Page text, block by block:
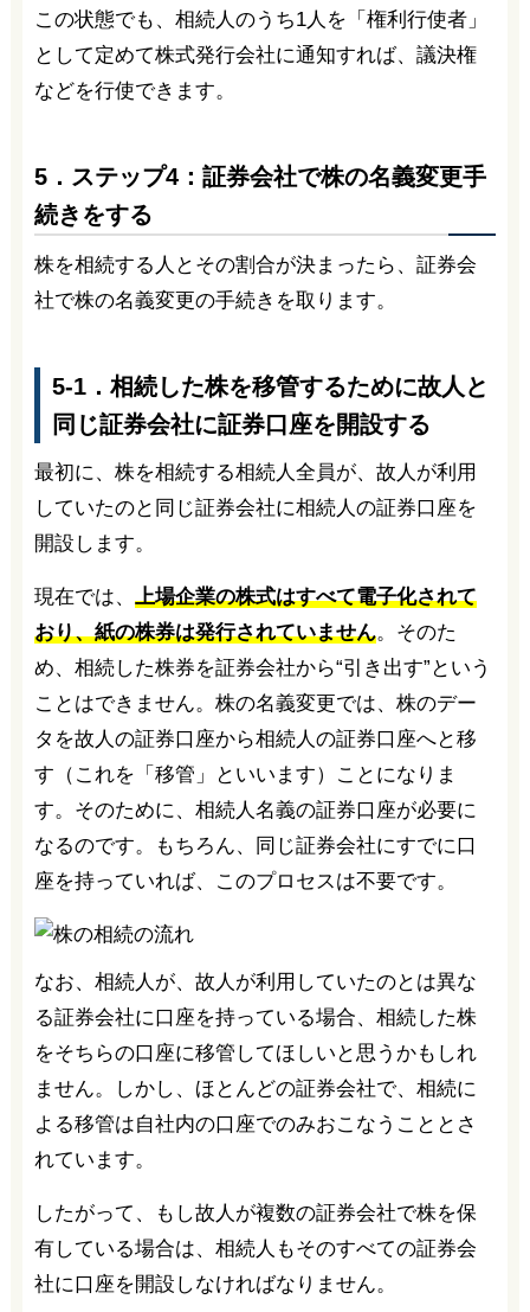
この状態でも、相続人のうち1人を「権利行使者」
として定めて株式発行会社に通知すれば、議決権
などを行使できます。
5．ステップ4：証券会社で株の名義変更手
続きをする
株を相続する人とその割合が決まったら、証券会
社で株の名義変更の手続きを取ります。
5-1．相続した株を移管するために故人と
同じ証券会社に証券口座を開設する
最初に、株を相続する相続人全員が、故人が利用
していたのと同じ証券会社に相続人の証券口座を
開設します。
現在では、 上場企業の株式はすべて電子化されて
おり、紙の株券は発行されていません。そのた
め、相続した株券を証券会社から“引き出す”という
ことはできません。株の名義変更では、株のデー
タを故人の証券口座から相続人の証券口座へと移
す（これを「移管」といいます）ことになりま
す。そのために、相続人名義の証券口座が必要に
なるのです。もちろん、同じ証券会社にすでに口
座を持っていれば、このプロセスは不要です。
なお、相続人が、故人が利用していたのとは異な
る証券会社に口座を持っている場合、相続した株
をそちらの口座に移管してほしいと思うかもしれ
ません。しかし、ほとんどの証券会社で、相続に
よる移管は自社内の口座でのみおこなうこととさ
れています。
したがって、もし故人が複数の証券会社で株を保
有している場合は、相続人もそのすべての証券会
社に口座を開設しなければなりません。